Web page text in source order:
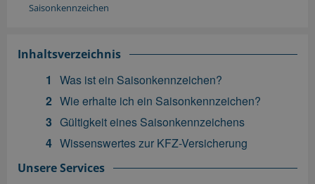
Saisonkennzeichen
Inhaltsverzeichnis
Was ist ein Saisonkennzeichen?
Wie erhalte ich ein Saisonkennzeichen?
Gültigkeit eines Saisonkennzeichens
Wissenswertes zur KFZ-Versicherung
Unsere Services